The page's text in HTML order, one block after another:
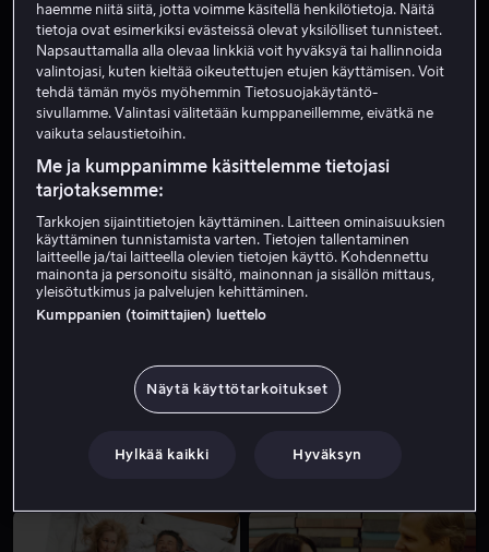
Nora Dunn
Näyttelijä Vieras
Alk. 2,99 € Alk. 3,99 €
haemme niitä siitä, jotta voimme käsitellä henkilötietoja. Näitä
tietoja ovat esimerkiksi evästeissä olevat yksilölliset tunnisteet.
Napsauttamalla alla olevaa linkkiä voit hyväksyä tai hallinnoida
valintojasi, kuten kieltää oikeutettujen etujen käyttämisen. Voit
tehdä tämän myös myöhemmin Tietosuojakäytäntö-
sivullamme. Valintasi välitetään kumppaneillemme, eivätkä ne
vaikuta selaustietoihin.
Me ja kumppanimme käsittelemme tietojasi
tarjotaksemme:
Tarkkojen sijaintitietojen käyttäminen. Laitteen ominaisuuksien
käyttäminen tunnistamista varten. Tietojen tallentaminen
laitteelle ja/tai laitteella olevien tietojen käyttö. Kohdennettu
mainonta ja personoitu sisältö, mainonnan ja sisällön mittaus,
yleisötutkimus ja palvelujen kehittäminen.
Kumppanien (toimittajien) luettelo
Näytä käyttötarkoitukset
Hylkää kaikki Hyväksyn